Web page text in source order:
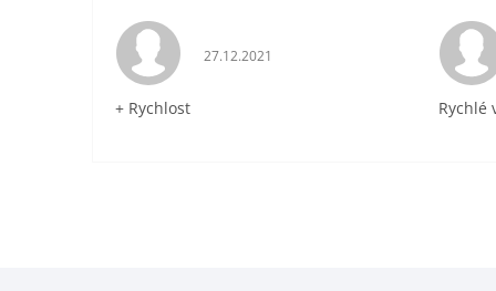
Hodnocení obchodu je 5 z 5 hvězdiček.
27.12.2021
+ Rychlost Rychlé